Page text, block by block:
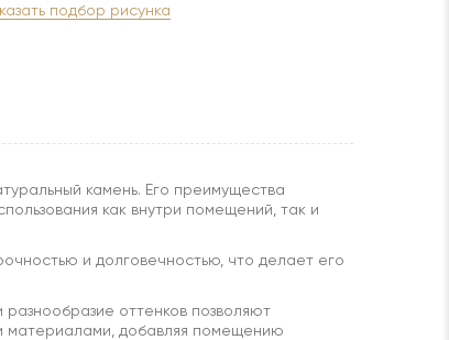
подбор рисунка
камень. Его преимущества
как внутри помещений, так и
и долговечностью, что делает его
разнообразие оттенков позволяют
материалами, добавляя помещению